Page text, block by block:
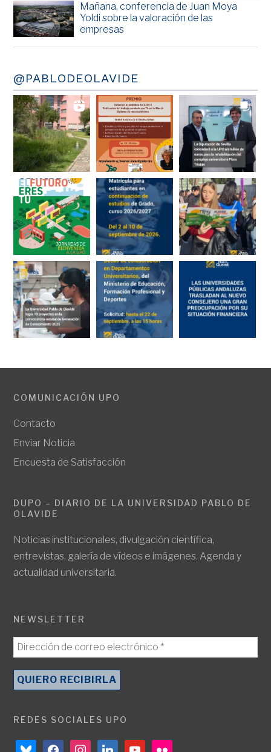
Mañana, conferencia de Juan Moya
Yoldi sobre la valoración de las
empresas
@PABLODEOLAVIDE
COMUNICACIÓN UPO
Contacto
Enviar Noticia
Encuesta de Satisfacción
DUPO – DIARIO DE LA UNIVERSIDAD PABLO DE
OLAVIDE
Noticias institucionales, divulgación científica,
entrevistas, galería de vídeos e imágenes. Agenda y
actualidad universitaria.
NEWSLETTER
REDES SOCIALES UPO
blueskyfacebookinstagramlinkedinyoutubeflickr